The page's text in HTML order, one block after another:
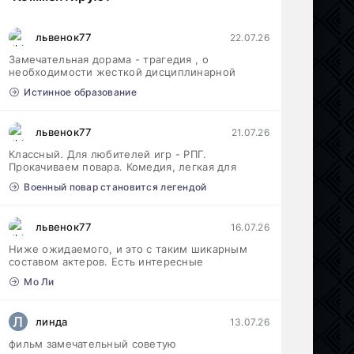
львенок77 22.07.26
Замечательная дорама - трагедия , о
необходимости жесткой дисциплинарной
Истинное образование
львенок77 21.07.26
Классный. Для любителей игр - РПГ.
Прокачиваем повара. Комедия, легкая для
Военный повар становится легендой
львенок77 16.07.26
Ниже ожидаемого, и это с таким шикарным
составом актеров. Есть интересные
Мо Ли
Л линда 13.07.26
фильм замечательный советую